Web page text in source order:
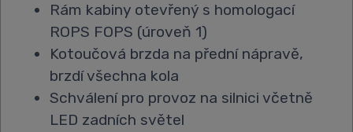
Rám kabiny otevřený s homologací
ROPS FOPS (úroveň 1)
Kotoučová brzda na přední nápravě,
brzdí všechna kola
Schválení pro provoz na silnici včetně
LED zadních světel